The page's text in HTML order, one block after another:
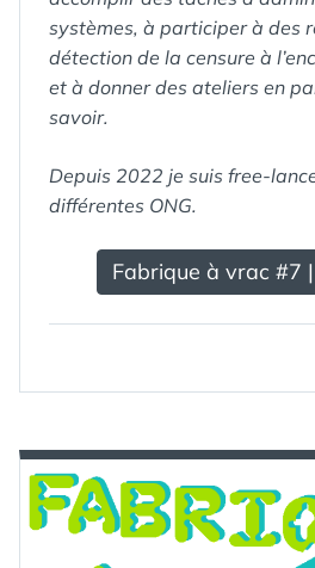
systèmes, à participer à des
détection de la censure à
et à donner des ateliers en
savoir.
Depuis 2022 je suis free-
différentes ONG.
Fabrique à vrac #7